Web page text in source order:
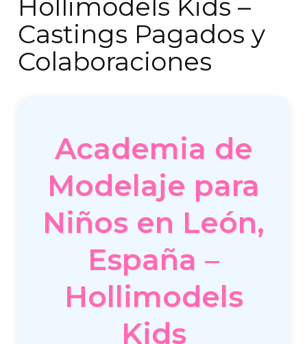
Hollimodels Kids –
Castings Pagados y
Colaboraciones
Academia de
Modelaje para
Niños en León,
España –
Hollimodels
Kids